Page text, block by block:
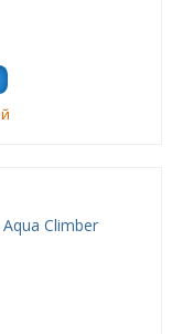
Climber